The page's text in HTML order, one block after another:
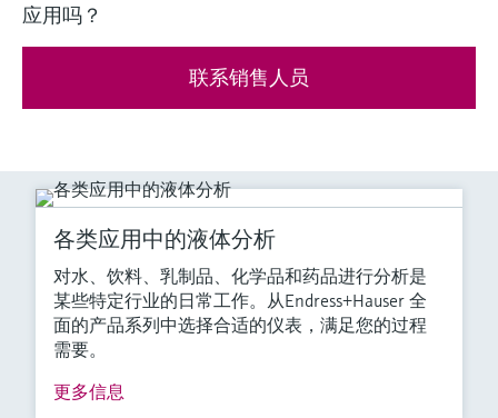
应用吗？
联系销售人员
各类应用中的液体分析
对水、饮料、乳制品、化学品和药品进行分析是
某些特定行业的日常工作。从Endress+Hauser 全
面的产品系列中选择合适的仪表，满足您的过程
需要。
更多信息